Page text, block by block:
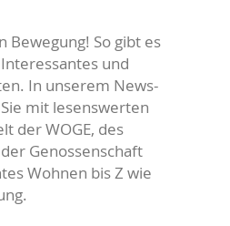
Bewegung! So gibt es
und
In unserem News-
mit lesenswerten
der WOGE, des
Genossenschaft
Wohnen bis Z wie